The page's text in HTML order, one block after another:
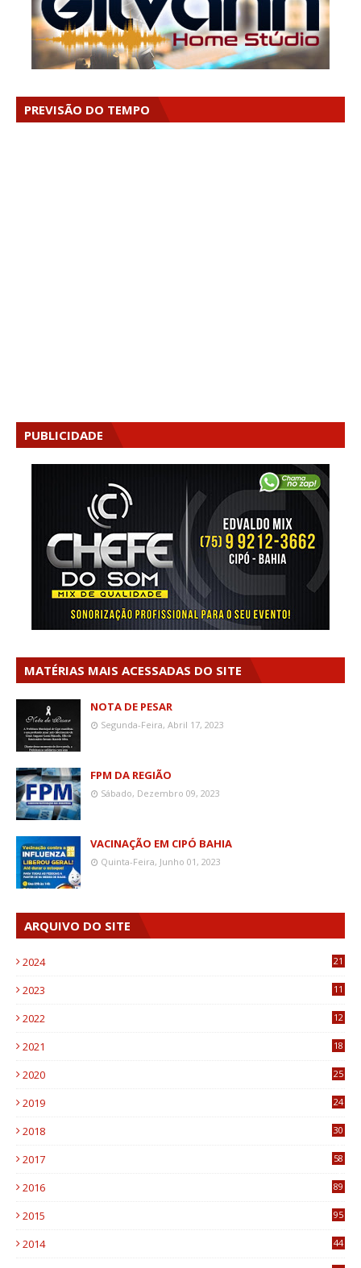
PREVISÃO DO TEMPO
PUBLICIDADE
MATÉRIAS MAIS ACESSADAS DO SITE
NOTA DE PESAR
Segunda-Feira, Abril 17, 2023
FPM DA REGIÃO
Sábado, Dezembro 09, 2023
VACINAÇÃO EM CIPÓ BAHIA
Quinta-Feira, Junho 01, 2023
ARQUIVO DO SITE
2024 21
2023
11
2022
12
2021
18
2020
25
2019
24
2018
30
2017
58
2016
89
2015
95
2014
44